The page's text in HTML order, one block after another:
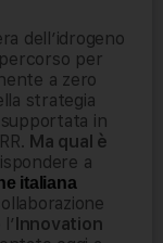
dell’idrogeno
per
a zero
strategia
in
Ma qual è
a
italiana
Innovation